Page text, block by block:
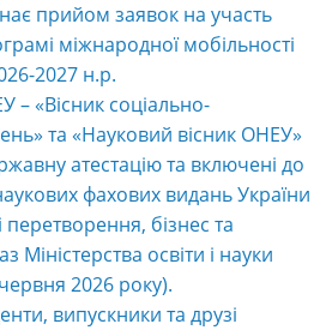
прийом заявок на участь
міжнародної мобільності
2027 н.р.
– «Вісник соціально-
та «Науковий вісник ОНЕУ»
атестацію та включені до
фахових видань України
перетворення, бізнес та
Міністерства освіти і науки
2026 року).
випускники та друзі